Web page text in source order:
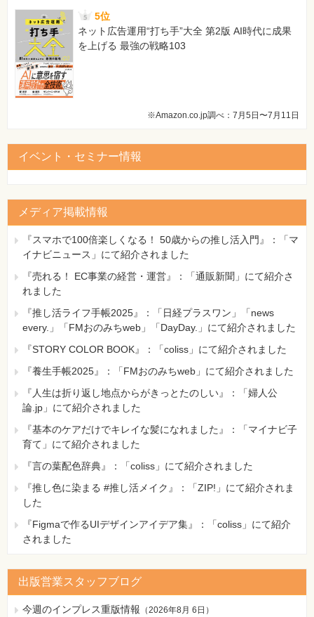
5位
ネット広告運用“打ち手”大全 第2版 AI時代に成果
を上げる 最強の戦略103
※Amazon.co.jp調べ：7月5日〜7月11日
イベント・セミナー情報
メディア掲載情報
『スマホで100倍楽しくなる！ 50歳からの推し活入門』：「マ
イナビニュース」にて紹介されました
『売れる！ EC事業の経営・運営』：「通販新聞」にて紹介さ
れました
『推し活ライフ手帳2025』：「日経プラスワン」「news
every.」「FMおのみちweb」「DayDay.」にて紹介されました
『STORY COLOR BOOK』：「coliss」にて紹介されました
『養生手帳2025』：「FMおのみちweb」にて紹介されました
『人生は折り返し地点からがきっとたのしい』：「婦人公
論.jp」にて紹介されました
『基本のケアだけでキレイな髪になれました』：「マイナビ子
育て」にて紹介されました
『言の葉配色辞典』：「coliss」にて紹介されました
『推し色に染まる #推し活メイク』：「ZIP!」にて紹介されま
した
『Figmaで作るUIデザインアイデア集』：「coliss」にて紹介
されました
出版営業スタッフブログ
今週のインプレス重版情報 （2026年8月 6日 ）